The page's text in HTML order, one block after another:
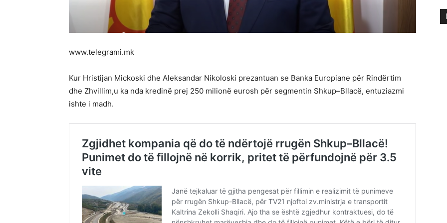
www.telegrami.mk
Kur Hristijan Mickoski dhe Aleksandar Nikoloski prezantuan se Banka Europiane për Rindërtim
dhe Zhvillim,u ka nda kredinë prej 250 milionë eurosh për segmentin Shkup–Bllacë, entuziazmi
ishte i madh.